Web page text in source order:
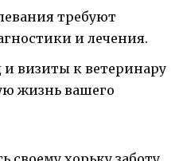
требуют
и лечения.
и визиты к ветеринару
жизнь вашего